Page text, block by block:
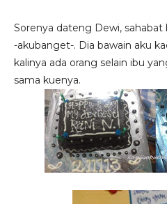
Sorenya dateng Dewi, sahabat
-akubanget-. Dia bawain aku
kalinya ada orang selain ibu
sama kuenya.